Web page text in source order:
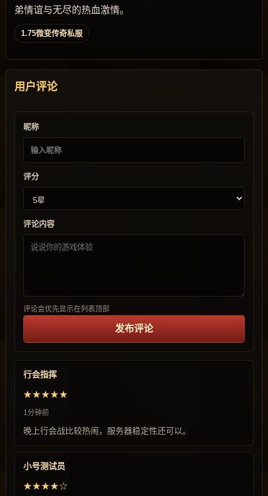
弟情谊与无尽的热血激情。
1.75微变传奇私服
用户评论
昵称
评分
评论内容
评论会优先显示在列表顶部
发布评论
行会指挥
★★★★★
1分钟前
晚上行会战比较热闹，服务器稳定性还可以。
小号测试员
★★★★☆